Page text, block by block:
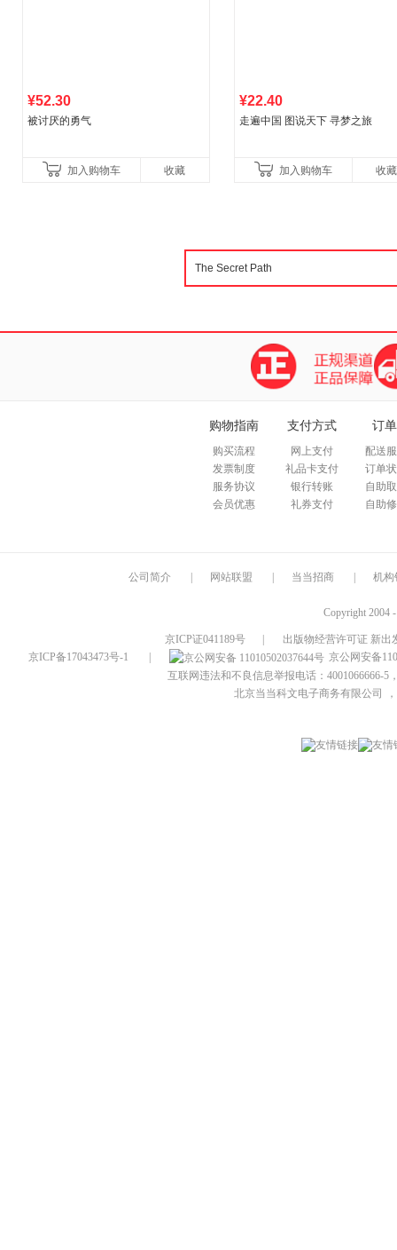
¥52.30
被讨厌的勇气
加入购物车 收藏
¥22.40
走遍中国 图说天下 寻梦之旅
加入购物车 收藏
购物指南
购买流程
发票制度
服务协议
会员优惠
支付方式
网上支付
礼品卡支付
银行转账
礼券支付
订
配送
订单
自助
自助
公司简介 网站联盟 当当招商 机构
Copyright 2004
京ICP证041189号
出版物经营许可证 新出
京ICP备17043473号-1
京公网安备
互联网违法和不良信息举报电话：4001066666-5
北京当当科文电子商务有限公司